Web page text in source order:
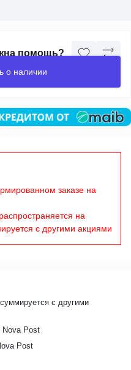
помощь?
о наличии
заказе на
на
с другими акциями
с другими
Nova Post
Post